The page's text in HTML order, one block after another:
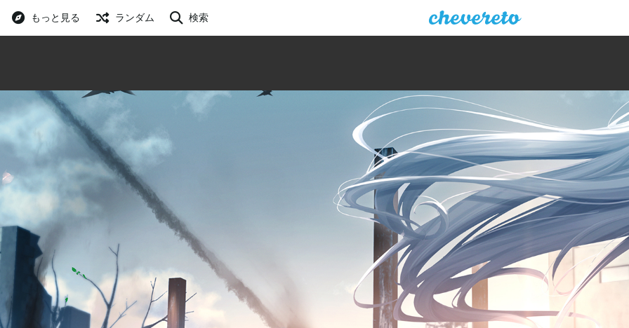
もっと見る ランダム 検索